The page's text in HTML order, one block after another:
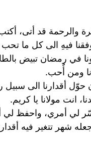
والرحمة قد أتى، أكتب
فيهِ الى كل ما
في رمضان تبيض
ومن أٌحب.
أقدارنا الى سبيل
انت مولانا يا كريم.
لي أمري، واحفظ لي
شهر تتغير فيه